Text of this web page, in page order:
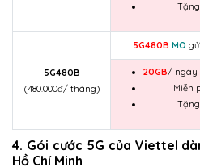
Tặng
5G480B
(480.000đ/ tháng)
5G480B MO gửi
20GB/ ngày
Miễn
Tặng
4. Gói cước 5G của Viettel
Hồ Chí Minh